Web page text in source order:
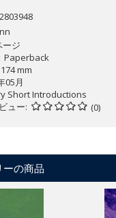
ージ
Paperback
mm
05月
Short Introductions
ュー
(0)
ーの商品